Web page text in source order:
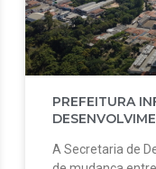
PREFEITURA
A Secretaria de